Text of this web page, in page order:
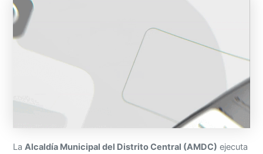
LaAlcaldía Municipal del Distrito Central (AMDC) ejecuta